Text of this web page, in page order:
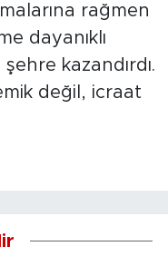
rağmen
dayanıklı
kazandırdı.
değil, icraat